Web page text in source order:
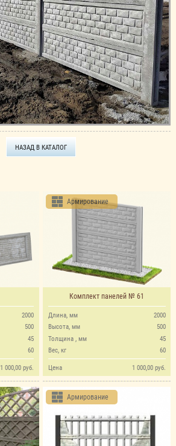
НАЗАД В КАТАЛОГ
2000
500
45
60
1 000,00 руб.
Армирование
Комплект панелей № 61
2000
Длина, мм
500
Высота, мм
45
Толщина , мм
60
Вес, кг
1 000,00 руб.
Цена
Армирование